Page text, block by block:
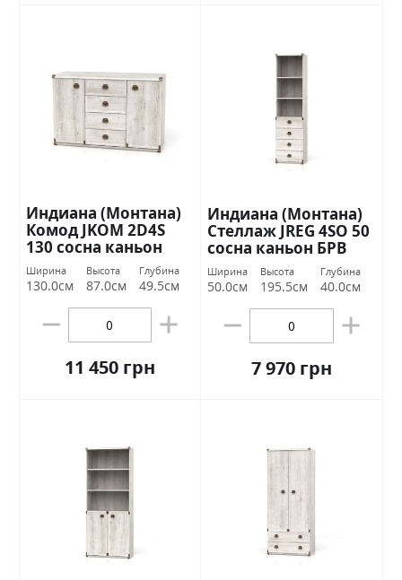
Индиана (Монтана)
Комод JKOM 2D4S
130 сосна каньон
БРВ Украина
Ширина
130.0см
Высота
87.0см
Глубина
49.5см
11 450 грн
Индиана (Монтана)
Стеллаж JREG 4SO 50
сосна каньон БРВ
Украина
Ширина
50.0см
Высота
195.5см
Глубина
40.0см
7 970 грн